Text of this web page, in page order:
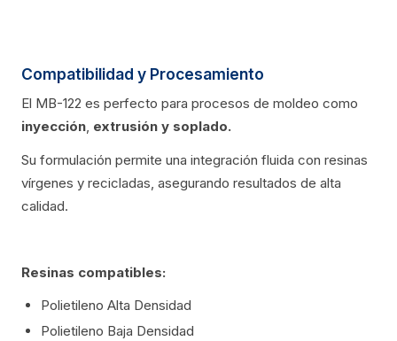
Compatibilidad y Procesamiento
El MB-122 es perfecto para procesos de moldeo como
inyección, extrusión y soplado.
Su formulación permite una integración fluida con resinas
vírgenes y recicladas, asegurando resultados de alta
calidad.
Resinas compatibles:
Polietileno Alta Densidad
Polietileno Baja Densidad